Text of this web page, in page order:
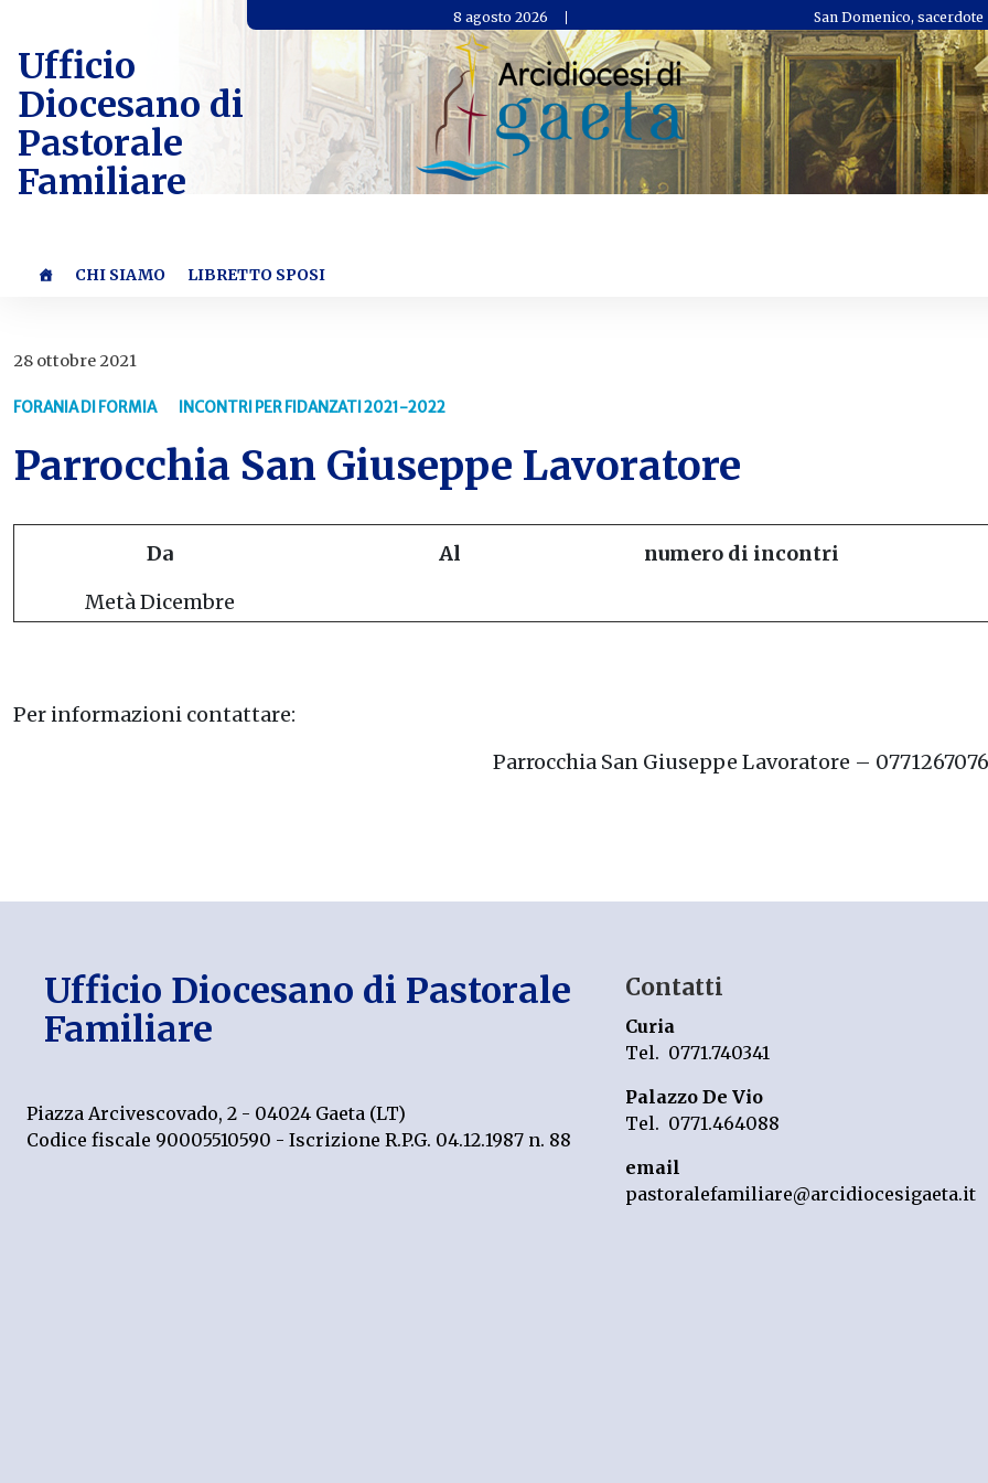
content
8 agosto 2026 San Domenico, sacerdote
Ufficio
Diocesano di
Pastorale
Familiare
CHI SIAMO LIBRETTO SPOSI
28 ottobre 2021
FORANIA DI FORMIA INCONTRI PER FIDANZATI 2021-2022
Parrocchia San Giuseppe Lavoratore
Da Al numero di incontri
Metà Dicembre
Per informazioni contattare:
Parrocchia San Giuseppe Lavoratore – 0771267076
Ufficio Diocesano di Pastorale
Familiare
Piazza Arcivescovado, 2 - 04024 Gaeta (LT)
Codice fiscale 90005510590 - Iscrizione R.P.G. 04.12.1987 n. 88
Contatti
Curia
Tel. 0771.740341
Palazzo De Vio
Tel. 0771.464088
email
pastoralefamiliare@arcidiocesigaeta.it